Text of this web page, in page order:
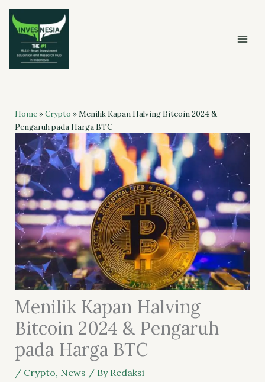
Skip
content
Home»Crypto »Menilik Kapan Halving Bitcoin 2024 &
Pengaruh pada Harga BTC
Menilik Kapan Halving
Bitcoin 2024 & Pengaruh
pada Harga BTC
/ Crypto, News / By Redaksi